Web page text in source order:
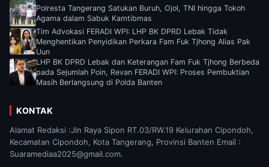
Polresta Tangerang Satukan Buruh, Ojol, TNI hingga Tokoh
Agama dalam Sabuk Kamtibmas
Tim Advokasi FERADI WPI: LHP BK DPRD Lebak Tidak
Menghentikan Penyidikan Perkara Fam Fuk Tjhong Alias Pak
Uun
LHP BK DPRD Lebak dan Keterangan Fam Fuk Tjhong Berbeda
pada Sejumlah Poin, Revan FERADI WPI: Proses Pembuktian
Masih Berlangsung di Polda Banten
KONTAK
Alamat Redaksi :Jln Raya Sipon RT.03/RW.19 Kelurahan Cipondoh,
Kecamatan Cipondoh, Kota Tangerang, Provinsi Banten Email :
Suaramediaa2025@gmail.com.